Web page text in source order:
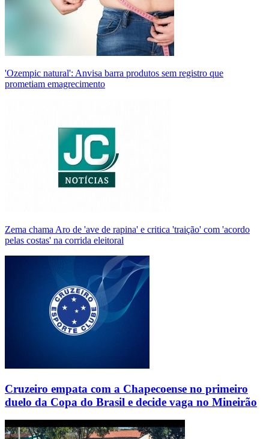
'Ozempic natural': Anvisa barra produtos sem registro que
prometiam emagrecimento
Zema chama Aro de 'ave de rapina' e critica 'traição' com 'acordo
pelas costas' na corrida eleitoral
Cruzeiro empata com a Chapecoense no primeiro
duelo da Copa do Brasil e decide vaga no Mineirão